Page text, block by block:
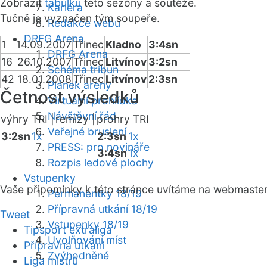
Kariéra
Redakce webu
DRFG Arena
DRFG Arena
Schéma tribun
Plánek areny
Virtuální prohlídka
Návštěvní řád
Veřejné bruslení
PRESS: pro novináře
Rozpis ledové plochy
Vstupenky
Permanentky 18/19
Přípravná utkání 18/19
Vstupenky 18/19
Uvolňování míst
Zvýhodněné
Zobrazit tabulku této sezóny a soutěže.
Tučně je vyznačen tým soupeře.
1 14.09.2007Třinec Kladno
3:4sn
16 26.10.2007TřinecLitvínov3:2sn
42 18.01.2008Třinec Litvínov2:3sn
Četnost výsledků
výhry TRI |remízy |prohry TRI
3:2sn1x 2:3sn 1x
3:4sn1x
Vaše připomínky k této stránce uvítáme na webmaster
Tweet
Tipsport extraliga
Přípravná utkání
Liga mistrů